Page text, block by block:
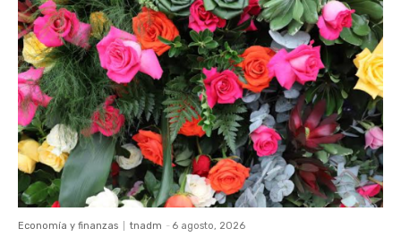
Economía y finanzas tnadm - 6 agosto, 2026